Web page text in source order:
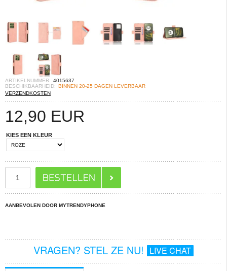
ARTIKELNUMMER: 4015637
BESCHIKBAARHEID: BINNEN 20-25 DAGEN LEVERBAAR
VERZENDKOSTEN
12,90 EUR
KIES EEN KLEUR
AANBEVOLEN DOOR MYTRENDYPHONE
VRAGEN? STEL ZE NU! LIVE CHAT